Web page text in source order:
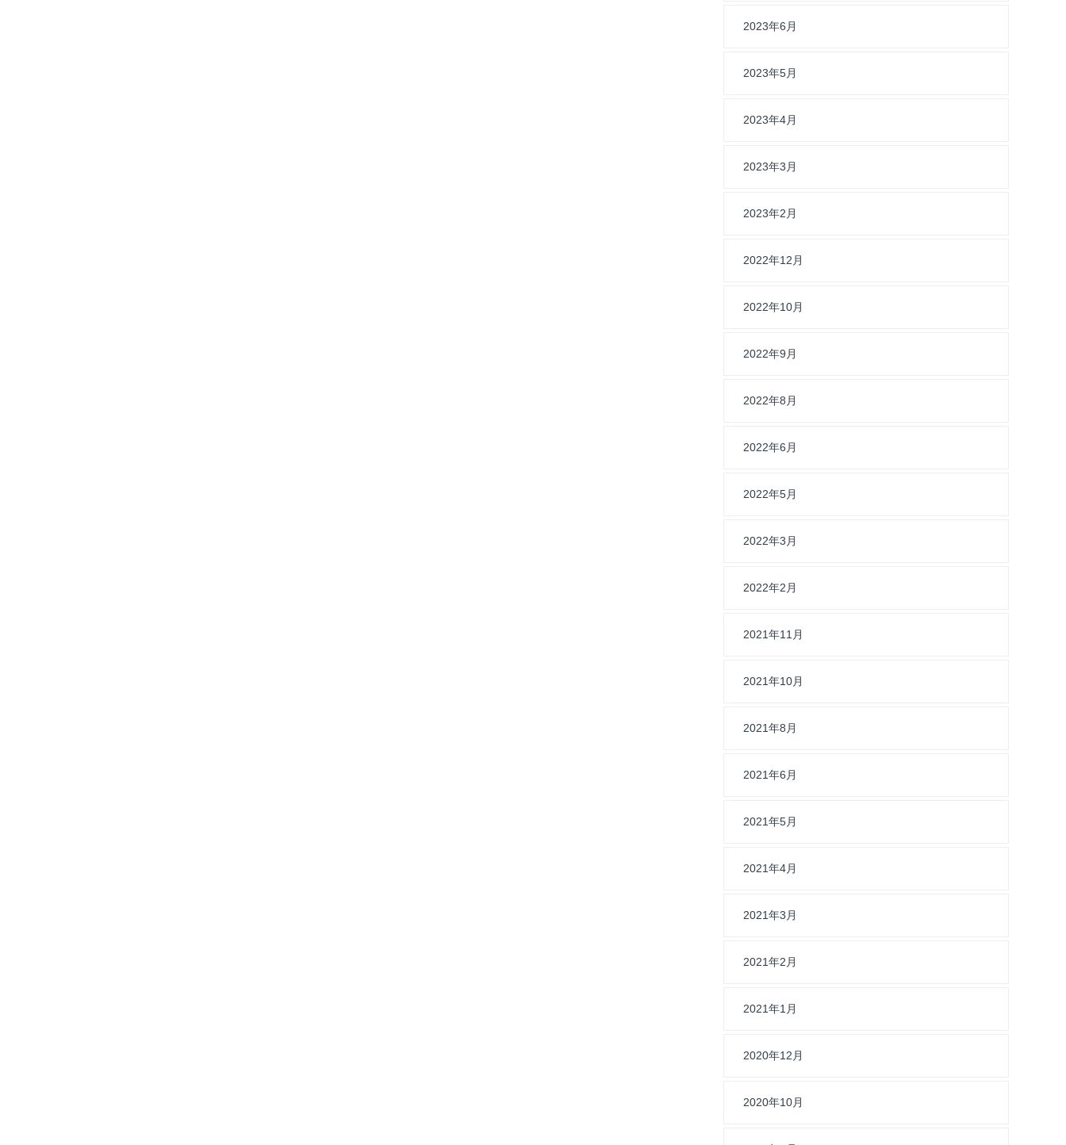
2023年6月
2023年5月
2023年4月
2023年3月
2023年2月
2022年12月
2022年10月
2022年9月
2022年8月
2022年6月
2022年5月
2022年3月
2022年2月
2021年11月
2021年10月
2021年8月
2021年6月
2021年5月
2021年4月
2021年3月
2021年2月
2021年1月
2020年12月
2020年10月